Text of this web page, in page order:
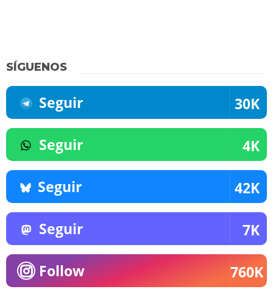
SÍGUENOS
Seguir 30K
Seguir 4K
Seguir 42K
Seguir 7K
Follow 760K